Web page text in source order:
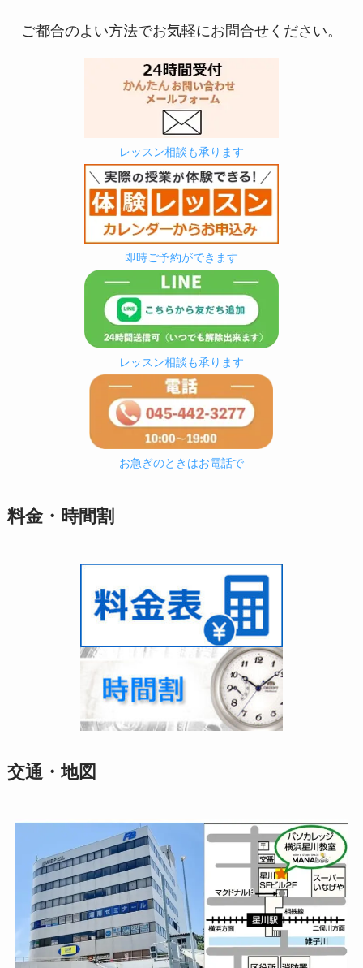
ご都合のよい方法でお気軽にお問合せください。
レッスン相談も承ります
即時ご予約ができます
レッスン相談も承ります
お急ぎのときはお電話で
料金・時間割
交通・地図